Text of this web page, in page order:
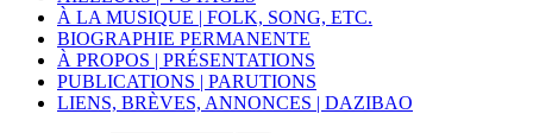
À LA MUSIQUE | FOLK, SONG, ETC.
BIOGRAPHIE PERMANENTE
À PROPOS | PRÉSENTATIONS
PUBLICATIONS | PARUTIONS
LIENS, BRÈVES, ANNONCES | DAZIBAO